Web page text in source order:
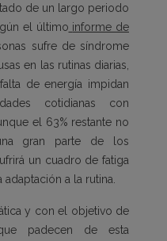
de un largo periodo
el último informe de
sufre de síndrome
en las rutinas diarias,
de energía impidan
cotidianas con
el 63% restante no
gran parte de los
un cuadro de fatiga
a la rutina.
y con el objetivo de
padecen de esta